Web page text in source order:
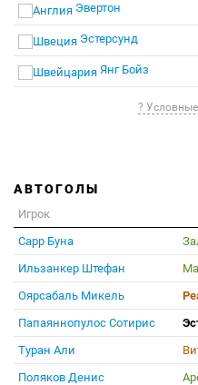
Эвертон
Эстерсунд
Янг Бойз
?
АВТОГОЛЫ
Игрок
Сарр Буна
Ильзанкер Штефан
Оярсабаль Микель
Папаяннопулос Сотирис
Туран Али
Поляков Денис